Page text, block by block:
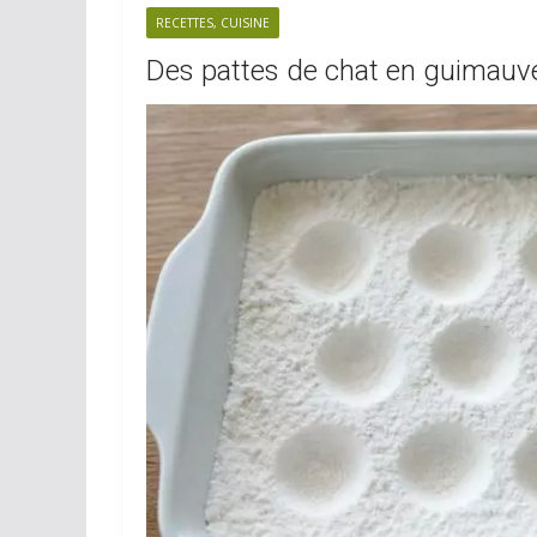
RECETTES, CUISINE
Des pattes de chat en